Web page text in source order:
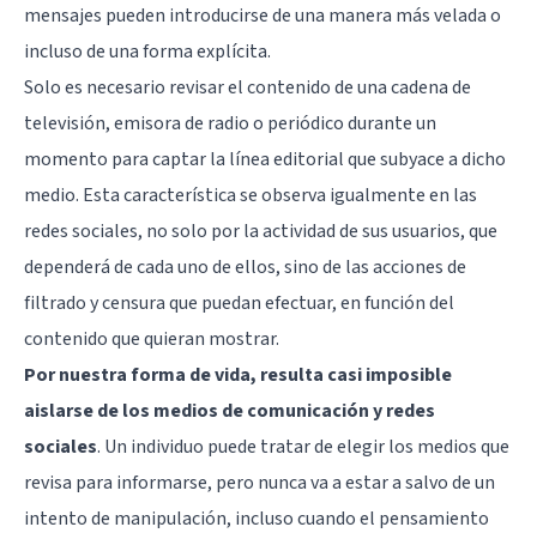
mensajes pueden introducirse de una manera más velada o
incluso de una forma explícita.
Solo es necesario revisar el contenido de una cadena de
televisión, emisora de radio o periódico durante un
momento para captar la línea editorial que subyace a dicho
medio. Esta característica se observa igualmente en las
redes sociales, no solo por la actividad de sus usuarios, que
dependerá de cada uno de ellos, sino de las acciones de
filtrado y censura que puedan efectuar, en función del
contenido que quieran mostrar.
Por nuestra forma de vida, resulta casi imposible
aislarse de los medios de comunicación y redes
sociales. Un individuo puede tratar de elegir los medios que
revisa para informarse, pero nunca va a estar a salvo de un
intento de manipulación, incluso cuando el pensamiento